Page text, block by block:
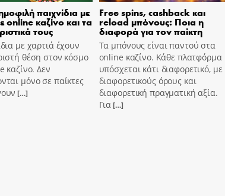
παιχνίδια με
online καζίνο και τα
τους
με χαρτιά έχουν
θέση στον κόσμο
καζίνο. Δεν
μόνο σε παίκτες
[…]
Free spins, cashback και
reload μπόνους: Ποια η
διαφορά για τον παίκτη
Τα μπόνους είναι παντού στα
online καζίνο. Κάθε πλατφόρμα
υπόσχεται κάτι διαφορετικό, με
διαφορετικούς όρους και
διαφορετική πραγματική αξία.
Για […]